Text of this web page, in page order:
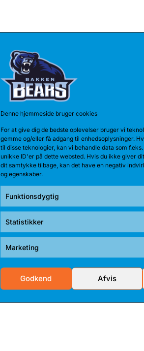
Denne hjemmeside bruger cookies
For at give dig de bedste oplevelser bruger vi
gemme og/eller få adgang til enhedsoplysninger.
til disse teknologier, kan vi behandle data som
unikke ID'er på dette websted. Hvis du ikke giver
dit samtykke tilbage, kan det have en negativ
og egenskaber.
Funktionsdygtig
Statistikker
Marketing
Godkend Afvis